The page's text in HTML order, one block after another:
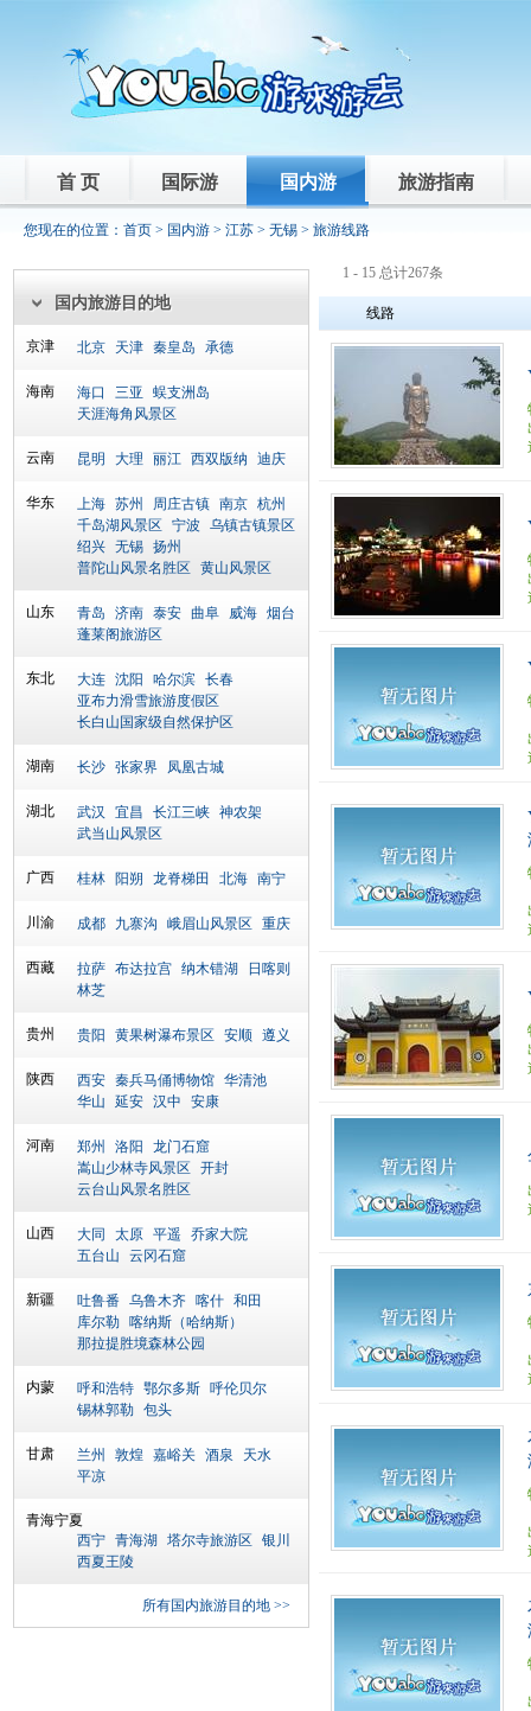
首 页 国际游 国内游 旅游指南
您现在的位置： 首页 > 国内游 > 江苏 > 无锡 > 旅游线路
国内旅游目的地
京津 北京 天津 秦皇岛 承德
海南 海口 三亚
蜈支洲岛
天涯海角风景区
云南 昆明 大理 丽江 西双版纳 迪庆
华东 上海 苏州 周庄古镇 南京 杭州
千岛湖风景区
宁波
乌镇古镇景区
绍兴 无锡 扬州
普陀山风景名胜区
黄山风景区
山东 青岛 济南 泰安 曲阜 威海 烟台
蓬莱阁旅游区
东北 大连 沈阳 哈尔滨 长春
亚布力滑雪旅游度假区
长白山国家级自然保护区
湖南 长沙 张家界 凤凰古城
湖北 武汉 宜昌 长江三峡 神农架
武当山风景区
广西 桂林 阳朔 龙脊梯田 北海 南宁
川渝 成都 九寨沟 峨眉山风景区 重庆
西藏 拉萨 布达拉宫 纳木错湖
日喀则
林芝
贵州 贵阳 黄果树瀑布景区 安顺 遵义
陕西 西安 秦兵马俑博物馆 华清池
华山
延安 汉中 安康
河南 郑州 洛阳
龙门石窟
嵩山少林寺风景区
开封
云台山风景名胜区
山西 大同 太原 平遥
乔家大院
五台山
云冈石窟
新疆 吐鲁番 乌鲁木齐 喀什 和田
库尔勒 喀纳斯（哈纳斯）
那拉提胜境森林公园
内蒙 呼和浩特 鄂尔多斯 呼伦贝尔
锡林郭勒 包头
甘肃 兰州 敦煌 嘉峪关 酒泉
天水
平凉
青海宁夏
西宁 青海湖 塔尔寺旅游区
银川
西夏王陵
所有国内旅游目的地 >>
1 - 15 总计267条
线路